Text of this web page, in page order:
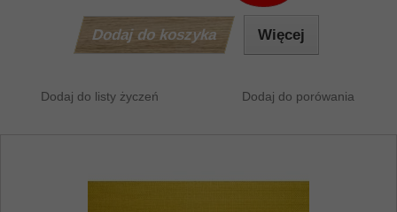
Dodaj do koszyka Więcej
Dodaj do listy życzeń Dodaj do porówania